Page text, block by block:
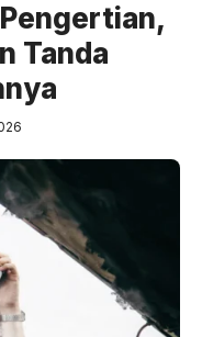
Tanda